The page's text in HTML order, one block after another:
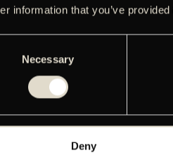
information that you’ve
Necessary
Deny